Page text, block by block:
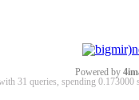
Powered by
31 queries, spending